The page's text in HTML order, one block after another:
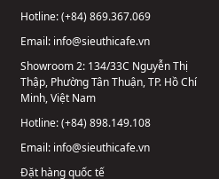
Hotline:(+84) 869.367.069
Email: info@sieuthicafe.vn
Showroom 2: 134/33C Nguyễn Thị
Thập, Phường Tân Thuận, TP. Hồ Chí
Minh, Việt Nam
Hotline:(+84) 898.149.108
Email: info@sieuthicafe.vn
Đặt hàng quốc tế